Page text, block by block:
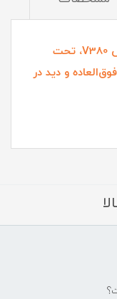
دوربین مینی اسپید دام 2MP دو گوش V380، تحت
و دید در